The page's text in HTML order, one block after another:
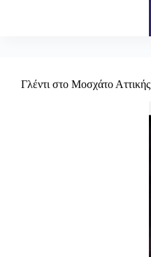
Γλέντι στο Μοσχάτο Αττικής